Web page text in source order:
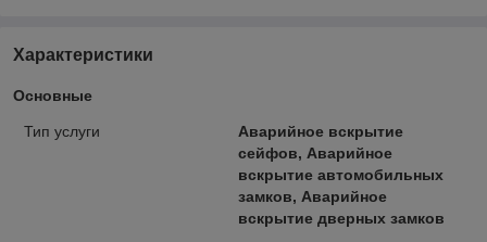
Характеристики
Основные
Тип услуги
Аварийное вскрытие
сейфов, Аварийное
вскрытие автомобильных
замков, Аварийное
вскрытие дверных замков